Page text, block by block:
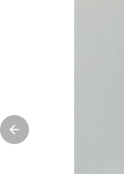
Previous slide